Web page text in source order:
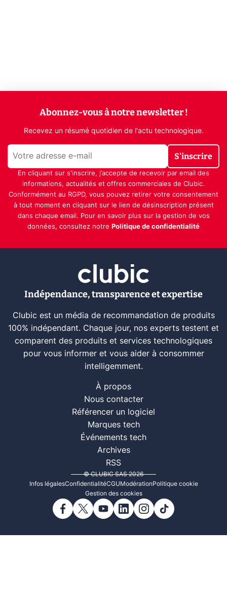
Abonnez-vous à notre newsletter !
Recevez un résumé quotidien de l'actu technologique.
S'inscrire
En cliquant sur s'inscrire, j’accepte de recevoir par email des
informations, actualités et offres commerciales de Clubic.
Conformément au RGPD, vous pouvez retirer votre consentement
à tout moment en cliquant sur le lien de désinscription présent
dans chaque email. Pour en savoir plus sur la gestion de vos
données, consultez notre Politique de confidentialité
Indépendance, transparence et expertise
Clubic est un média de recommandation de produits
100% indépendant. Chaque jour, nos experts testent et
comparent des produits et services technologiques
pour vous informer et vous aider à consommer
intelligemment.
À propos
Nous contacter
Référencer un logiciel
Marques tech
Événements tech
Archives
RSS
© CLUBIC SAS 2026
Infos légalesConfidentialitéCGUModérationPolitique cookie
Gestion des cookies